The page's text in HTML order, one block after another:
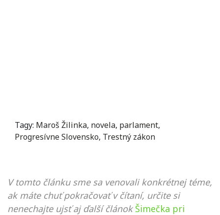
Tagy: Maroš Žilinka, novela, parlament,
Progresívne Slovensko, Trestný zákon
V tomto článku sme sa venovali konkrétnej téme,
ak máte chuť pokračovať v čítaní, určite si
nenechajte ujsť aj ďalší článok Šimečka pri